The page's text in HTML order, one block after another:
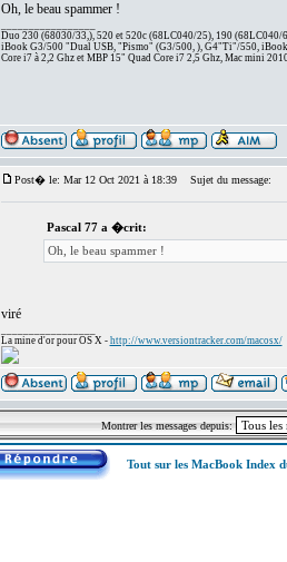
Oh, le beau spammer !
Duo 230 (68030/33,), 520 et 520c (68LC040/25), 190 (68LC040/
iBook G3/500 "Dual USB, "Pismo" (G3/500, ), G4"Ti"/550,
Core i7 à 2,2 Ghz et MBP 15" Quad Core i7 2,5 Ghz, Mac mini
Post� le: Mar 12 Oct 2021 à 18:39 Sujet du message:
Pascal 77 a �crit:
Oh, le beau spammer !
viré
La mine d'or pour OS X - http://www.versiontracker.com/macosx/
Montrer les messages depuis:
Tout sur les MacBook Index